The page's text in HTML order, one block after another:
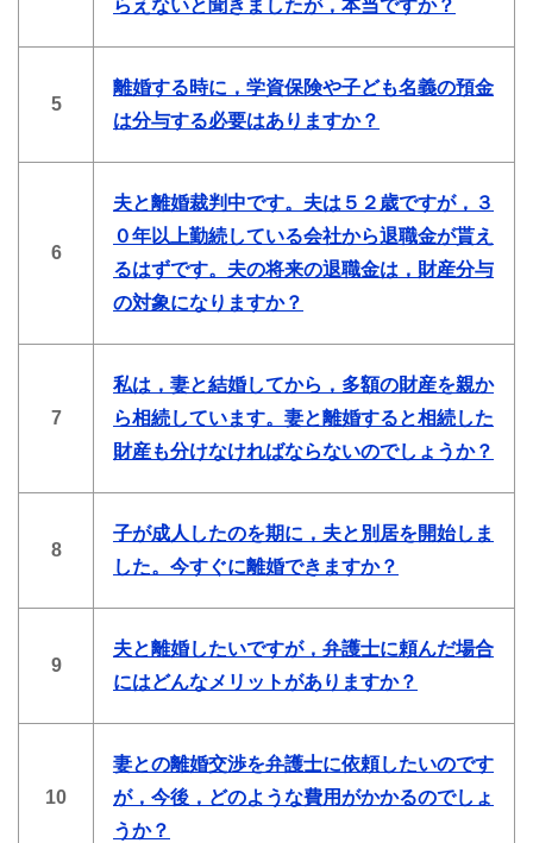
らえないと聞きましたが，本当ですか？
5
離婚する時に，学資保険や子ども名義の預金
は分与する必要はありますか？
6
夫と離婚裁判中です。夫は５２歳ですが，３
０年以上勤続している会社から退職金が貰え
るはずです。夫の将来の退職金は，財産分与
の対象になりますか？
7
私は，妻と結婚してから，多額の財産を親か
ら相続しています。妻と離婚すると相続した
財産も分けなければならないのでしょうか？
8
子が成人したのを期に，夫と別居を開始しま
した。今すぐに離婚できますか？
9
夫と離婚したいですが，弁護士に頼んだ場合
にはどんなメリットがありますか？
10
妻との離婚交渉を弁護士に依頼したいのです
が，今後，どのような費用がかかるのでしょ
うか？